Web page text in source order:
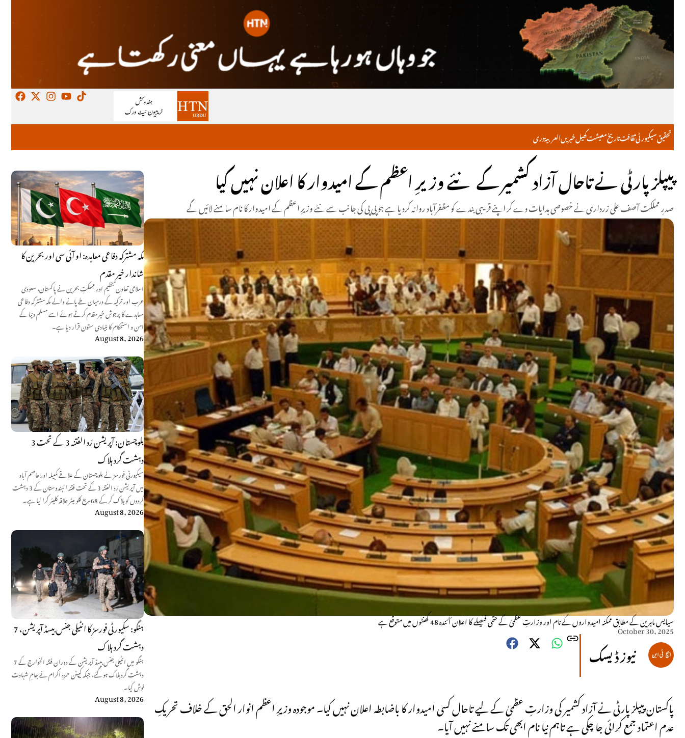
خبریںکھیلمعیشتتاریخثقافتسیکیورٹیتحقیق دریالعربية
مکہ مشترکہ دفاعی معاہدہ: او آئی سی اور بحرین کا
شاندار خیر مقدم
اسلامی تعاون تنظیم اور مملکتِ بحرین نے پاکستان، سعودی
عرب اور ترکیہ کے درمیان طے پانے والے مکہ مشترکہ دفاعی
معاہدے کا پرجوش خیرمقدم کرتے ہوئے اسے مسلم دنیا کے
امن و استحکام کا بنیادی ستون قرار دیا ہے۔
August 8, 2026
بلوچستان: آپریشن رَد الفتنہ 3 کے تحت 3
دہشت گرد ہلاک
سیکیورٹی فورسز نے بلوچستان کے علاقے کمبیلہ اور عاصم آباد
میں آپریشن رَد الفتنہ 3 کے تحت فتنہ الہندوستان کے 3 دہشت
گردوں کو ہلاک کر کے 68 مربع کلو میٹر علاقہ کلیئر کرا لیا ہے۔
August 8, 2026
ہنگو: سکیورٹی فورسز کا انٹیلی جنس بیسڈ آپریشن، 7
دہشت گرد ہلاک
ہنگو میں انٹیلی جنس بیسڈ آپریشن کے دوران فتنہ الخوارج کے 7
دہشت گرد ہلاک ہو گئے، جبکہ کیپٹن حمزہ اکرام نے جامِ شہادت
نوش کیا۔
August 8, 2026
پیپلز پارٹی نے تاحال آزاد کشمیر کے نئے وزیرِ اعظم کے امیدوار کا اعلان نہیں کیا
صدرِ مملکت آصف علی زرداری نے خصوصی ہدایات دے کر اپنے قریبی بندے کو مظفرآباد روانہ کردیا ہے جو پی پی کی جانب سے نئے وزیرِ اعظم کے امیدوار کا نام سامنے لائیں گے
سیایس ماہرین کے مطابق ممکنہ امیدواروں کے نام اور وزارتِ عظمیٰ کے حتمی فیصلے کا اعلان آئندہ 48 گھنٹوں میں متوقع ہے
October 30, 2025
نیوز ڈیسک
پاکستان پیپلز پارٹی نے آزاد کشمیر کی وزارتِ عظمیٰ کے لیے تاحال کسی امیدوار کا باضابطہ اعلان نہیں کیا۔ موجودہ وزیرِ اعظم انوار الحق کے خلاف تحریکِ
عدم اعتماد جمع کرائی جا چکی ہے تاہم نیا نام ابھی تک سامنے نہیں آیا۔